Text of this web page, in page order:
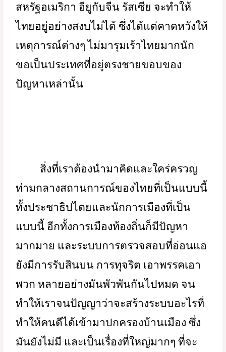
สหรัฐอเมริกา อียูกับจีน รัสเซีย จะทำให้
ไทยอยู่อย่างสงบไม่ได้ ซึ่งได้แต่คาดหวังให้
เหตุการณ์ต่างๆ ไม่มารุมเร้าไทยมากนัก
ขอเป็นประเทศที่อยู่ตรงชายขอบของ
ปัญหาเหล่านั้น
สิ่งที่เราต้องนำมาคิดและใคร่ครวญ
ท่ามกลางสถานการณ์ของไทยที่เป็นแบบนี้
ทั้งประชาธิปไตยและนักการเมืองที่เป็น
แบบนี้ อีกทั้งการเมืองท้องถิ่นก็มีปัญหา
มากมาย และระบบการตรวจสอบที่อ่อนแอ
ยังมีการรับสินบน การทุจริต เอาพรรคเอา